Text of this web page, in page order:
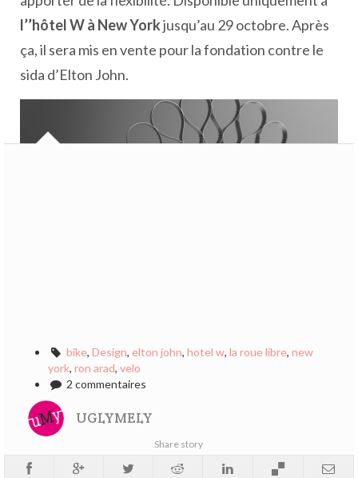
l’’hôtel W à New Yorkjusqu’au 29 octobre. Après
ça, il sera mis en vente pour la fondation contre le
sida d’Elton John.
bike, Design, elton john, hotel w, la roue libre, new
york, ron arad, velo
2 commentaires
UGLYMELY
Share story